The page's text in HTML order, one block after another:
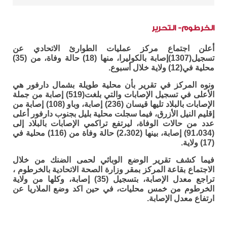
الخرطوم- التحرير
أعلن اجتماع مركز عمليات الطوارئ الاتحادي عن
تسجيل(1307)إصابة بالكوليرا، منها (18) حالة وفاة، من (35)
محلية في(12) ولاية خلال أسبوع.
ونوه المركز في تقرير بأن محلية طويلة بشمال دارفور هي
الأعلى في تسجيل الإصابات والتي بلغت(519) إصابة من جملة
الإصابات بالبلاد تليها قيسان (236) إصابة، وباو (108) إصابة من
إقليم النيل الأزرق، فيما سجلت محلية بليل بجنوب دارفور أعلى
عدد من حالات الوفاة، ليرتفع تراكمي الإصابات بالبلاد إلى
(91،034) إصابة، بينها (2،302) حالة وفاة من (116) محلية في
(17) ولاية.
فيما كشف تقرير الوضع الوبائي لحمى الضنك من خلال
الاجتماع بقاعة المركز بمقر وزارة الصحة الاتحادية بالخرطوم ،
تراجع معدل الإصابة، بتسجيل (35) إصابة، وكلها من ولاية
الخرطوم من خمس محليات، في حين اكد وضع الملاريا عن
ارتفاع معدل الإصابة.